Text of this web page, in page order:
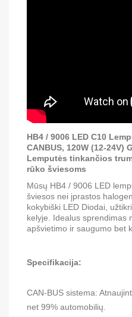
HB4 / 9006 LED С10
CANBUS, 120W (12-24V)
Lemputės tinkančios
rūko šviesoms
Mūsų HB4 / 9006 LED
šviesos nei įprastos
kokybiški LED Diodai,
kelyje. Idealus sprendimas
apšvietimo ir saugumo bet
Specifikacija:
CAN-BUS sistema:
net 99% automobilių.